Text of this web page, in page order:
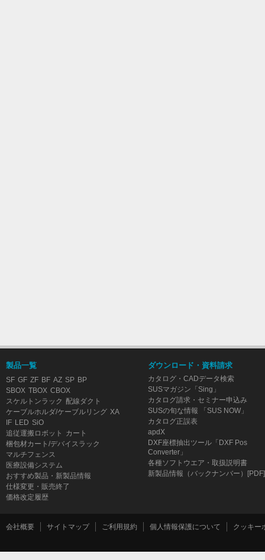
製品一覧
SF GF ZF BF AZ SP BP
SBOX TBOX CBOX
スケルトンラック 配線ダクト
ケーブルホルダ/ケーブルリング XA
IF LED SiO
追従運搬ロボット
カート
梱包材カート/デバイスラック
マルチフェンス
医療設備システム
おすすめ製品・新製品情報
仕様変更・販売終了
価格改定履歴
ダウンロード・資料請求
カタログ・CADデータ検索
SUSマガジン「Sing」
カタログ請求・セミナー申込み
SUSの旬な情報 「SUS NOW」
カタログ正誤表
apdX
DXF座標抽出ツール「DXF Pos
Converter」
各種ソフトウエア・取扱説明書
新製品情報（バックナンバー）[PDF]
会社概要 サイトマップ ご利用規約 個人情報保護について クッキー